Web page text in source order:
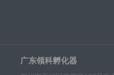
广东领科孵化器